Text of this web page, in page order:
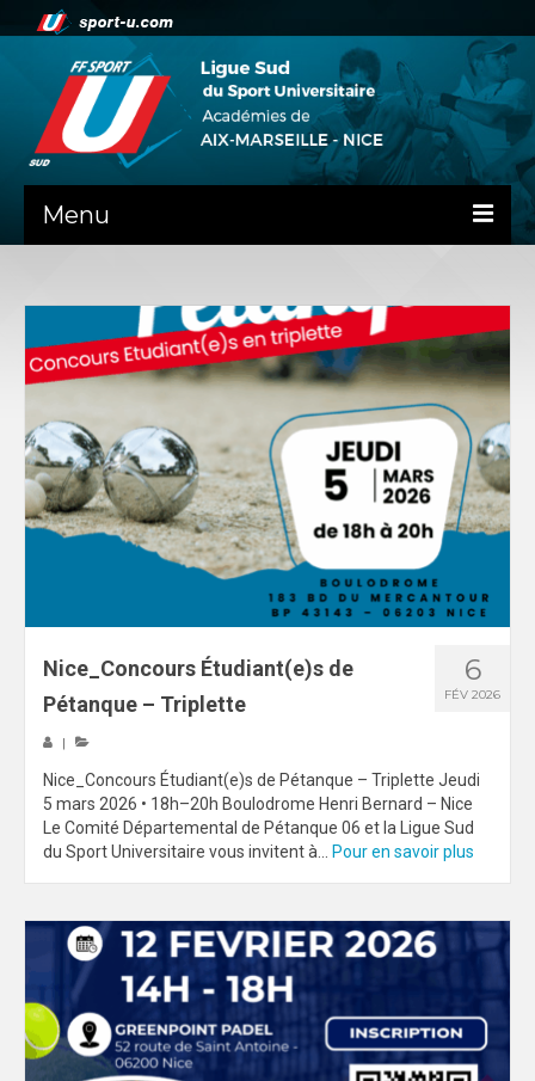
Menu
PRÉSENTATION
ADMINISTRATIF
DOCUMENTS RENTREE AS
GUIDE SPORTIF
COMMISSIONS
ECO-CITOYENNETE
SPORT
FEMINISATION
SPORTS CO
SPORTS CO – NICE
SPORTS CO – AIX-MARSEILLE
SPORTS IND
COMPETITIONS
Qualification exceptionnelle
FORMATION
COMMUNICATION
6
FÉV 2026
Nice_Concours Étudiant(e)s de
Pétanque – Triplette
|
Nice_Concours Étudiant(e)s de Pétanque – Triplette Jeudi
5 mars 2026 • 18h–20h Boulodrome Henri Bernard – Nice
Le Comité Départemental de Pétanque 06 et la Ligue Sud
du Sport Universitaire vous invitent à...
Pour en savoir plus